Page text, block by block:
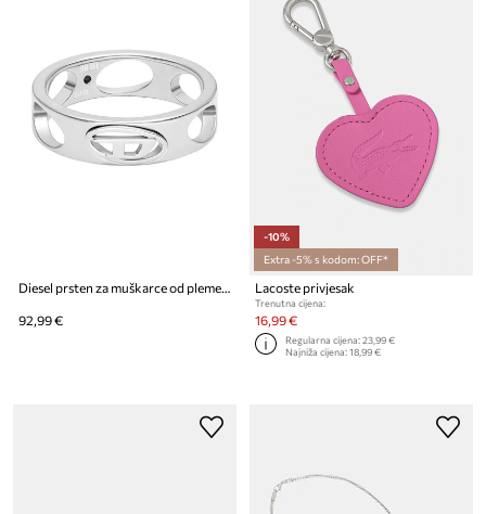
Diesel prsten za muškarce od plemenitog čelika
92,99 €
-10%
Extra -5% s kodom: OFF*
Lacoste privjesak
Trenutna cijena:
16,99 €
Regularna cijena:23,99 €
Najniža cijena:18,99 €